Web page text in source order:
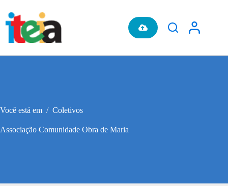
para
conteúdo
Você está em / Coletivos
Associação Comunidade Obra de Maria